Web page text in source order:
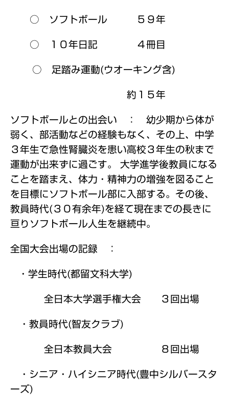
○ ソフトボール ５９年
○ １０年日記 ４冊目
○ 足踏み運動(ウオーキング含)
約１５年
ソフトボールとの出会い ： 幼少期から体が
弱く、部活動などの経験もなく、その上、中学
３年生で急性腎臓炎を患い高校３年生の秋まで
運動が出来ずに過ごす。
大学進学後教員になる
ことを踏まえ、体力・精神力の増強を図ること
を目標にソフトボール部に入部する。その後、
教員時代(３０有余年)を経て現在までの長きに
亘りソフトボール人生を継続中。
全国大会出場の記録 ：
・学生時代(都留文科大学)
全日本大学選手権大会 ３回出場
・教員時代(智友クラブ)
全日本教員大会 ８回出場
・シニア・ハイシニア時代(豊中シルバースタ
ーズ)